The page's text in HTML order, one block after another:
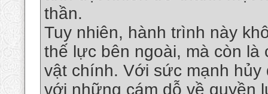
thần.
Tuy nhiên, hành trình này
thế lực bên ngoài, mà còn là
vật chính. Với sức mạnh hủy
với những cám dỗ về quyền